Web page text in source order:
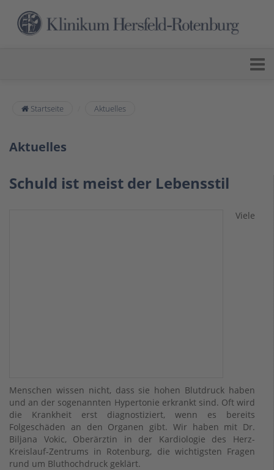
Startseite Aktuelles
Aktuelles
Schuld ist meist der Lebensstil
Viele
Menschen wissen nicht, dass sie hohen Blutdruck haben
und an der sogenannten Hypertonie erkrankt sind. Oft wird
die Krankheit erst diagnostiziert, wenn es bereits
Folgeschäden an den Organen gibt. Wir haben mit Dr.
Biljana Vokic, Oberärztin in der Kardiologie des Herz-
Kreislauf-Zentrums in Rotenburg, die wichtigsten Fragen
rund um Bluthochdruck geklärt.